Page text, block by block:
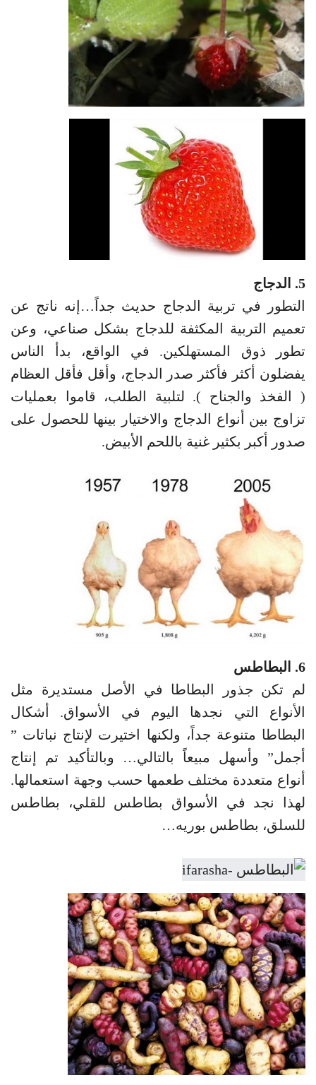
5. الدجاج
التطور في تربية الدجاج حديث جداً…إنه ناتج عن
تعميم التربية المكثفة للدجاج بشكل صناعي، وعن
تطور ذوق المستهلكين. في الواقع، بدأ الناس
يفضلون أكثر فأكثر صدر الدجاج، وأقل فأقل العظام
( الفخذ والجناح ). لتلبية الطلب، قاموا بعمليات
تزاوج بين أنواع الدجاج والاختيار بينها للحصول على
صدور أكبر بكثير غنية باللحم الأبيض.
6. البطاطس
لم تكن جذور البطاطا في الأصل مستديرة مثل
الأنواع التي نجدها اليوم في الأسواق. أشكال
البطاطا متنوعة جداً، ولكنها اختيرت لإنتاج نباتات ”
أجمل” وأسهل مبيعاً بالتالي… وبالتأكيد تم إنتاج
أنواع متعددة مختلف طعمها حسب وجهة استعمالها.
لهذا نجد في الأسواق بطاطس للقلي، بطاطس
للسلق، بطاطس بوريه…